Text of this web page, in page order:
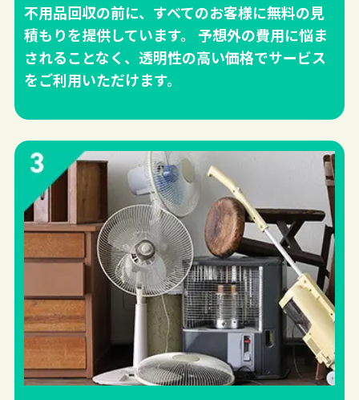
不用品回収の前に、すべてのお客様に無料の見
積もりを提供しています。 予想外の費用に悩ま
されることなく、透明性の高い価格でサービス
をご利用いただけます。